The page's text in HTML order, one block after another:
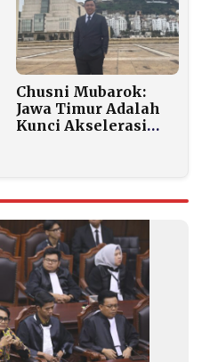
Chusni Mubarok:
Jawa Timur Adalah
Kunci Akselerasi